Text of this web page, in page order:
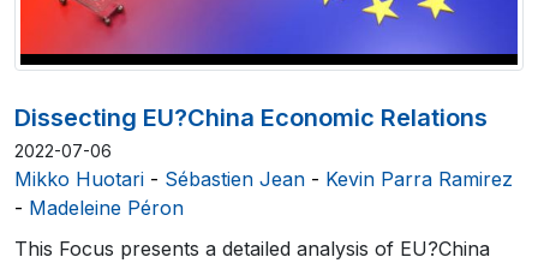
Dissecting EU?China Economic Relations
2022-07-06
Mikko Huotari - Sébastien Jean - Kevin Parra Ramirez
- Madeleine Péron
This Focus presents a detailed analysis of EU?China